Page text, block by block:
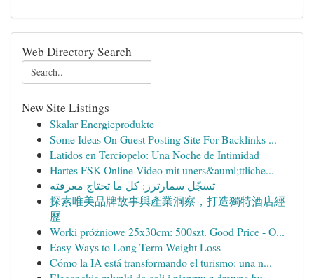
Web Directory Search
New Site Listings
Skalar Energieprodukte
Some Ideas On Guest Posting Site For Backlinks ...
Latidos en Terciopelo: Una Noche de Intimidad
Hartes FSK Online Video mit uners&auml;ttliche...
تسجّل سمارترز: كل ما تحتاج معرفته
探索唯美品牌故事與產業洞察，打造獨特酒店經
歷
Worki próżniowe 25x30cm: 500szt. Good Price - O...
Easy Ways to Long-Term Weight Loss
Cómo la IA está transformando el turismo: una n...